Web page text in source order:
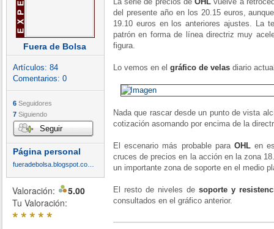
Fuera de Bolsa
Artículos: 84
Comentarios: 0
6 Seguidores
7 Siguiendo
Seguir
Página personal
Valoración:
5.00
Tu Valoración:
*****
del presente año en los 20.15 euros,
19.10 euros en los anteriores ajustes. La
patrón en forma de línea directriz muy
figura.
Lo vemos en el gráfico de velas diario
Nada que rascar desde un punto de vista
cotización asomando por encima de la
El escenario más probable para OHL en
cruces de precios en la acción en la zona
un importante zona de soporte en el medio
El resto de niveles de soporte y
consultados en el gráfico anterior.